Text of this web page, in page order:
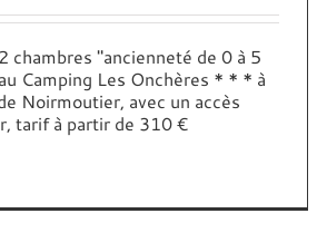
chambres "ancienneté de 0 à 5
Camping Les Onchères * * * à
Noirmoutier, avec un accès
tarif à partir de 310 €